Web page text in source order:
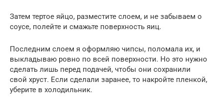
Затем тертое яйцо, разместите слоем, и не забываем о
соусе, полейте и смажьте поверхность яиц.
Последним слоем я оформляю чипсы, поломала их, и
выкладываю ровно по всей поверхности. Но это нужно
сделать лишь перед подачей, чтобы они сохранили
свой хруст. Если сделали заранее, то накройте пленкой,
уберите в холодильник.